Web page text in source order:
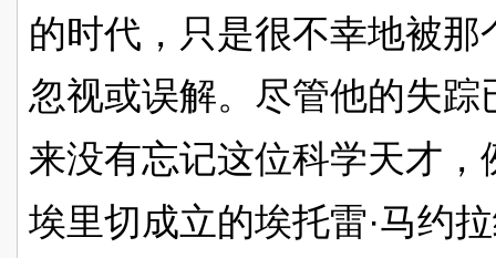
的时代，只是很不幸地被
忽视或误解。尽管他的失
来没有忘记这位科学天才，
埃里切成立的埃托雷·马约